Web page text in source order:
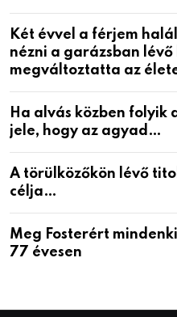
Két évvel a férjem
nézni a garázsban
megváltoztatta az
Ha alvás közben folyik
jele, hogy az agyad…
A törülközőkön lévő
célja…
Meg Fosterért
77 évesen